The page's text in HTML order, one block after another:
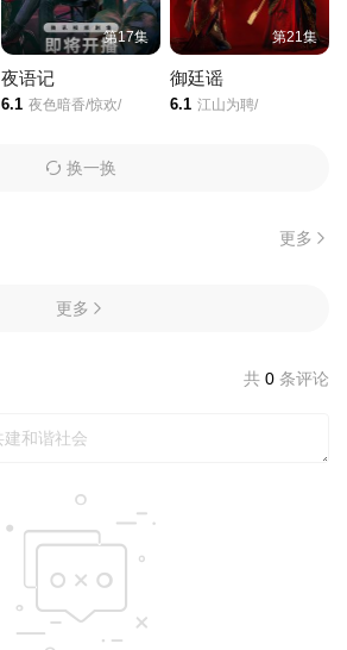
第17集
夜语记
6.1 夜色暗香/惊欢/
第21集
御廷谣
6.1 江山为聘/
换一换
更多
更多
共 0 条评论